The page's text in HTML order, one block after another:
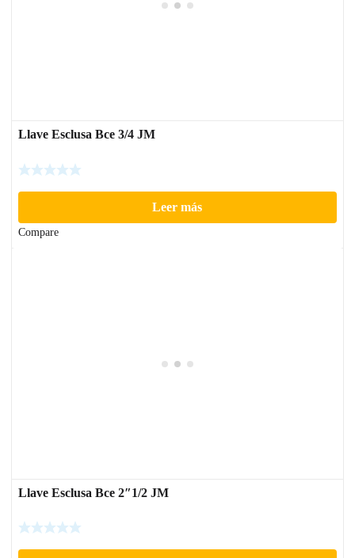
Llave Esclusa Bce 3/4 JM
Leer más
Compare
Llave Esclusa Bce 2″1/2 JM